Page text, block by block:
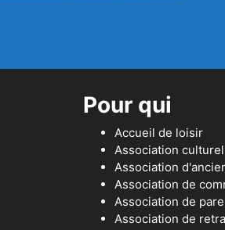
Pour qui
Accueil de loisir
Association
Association
Association de
Association de
Association de